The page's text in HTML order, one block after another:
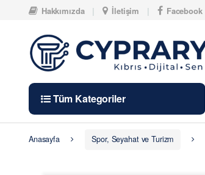
Skip to navigation
Skip to contentHakkımızda İletişim Facebook
Tüm Kategoriler
Anasayfa Spor, Seyahat ve Turizm